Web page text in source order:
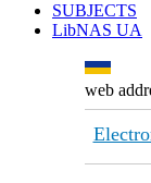
SUBJECTS
LibNAS UA
web